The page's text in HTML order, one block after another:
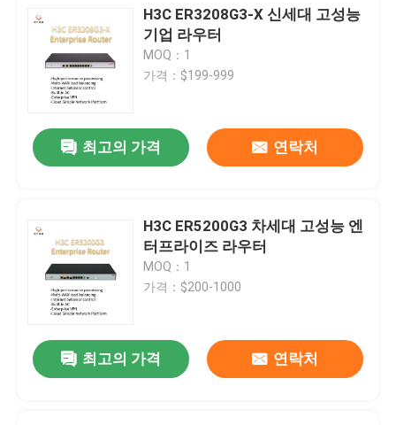
H3C ER3208G3-X 신세대 고성능
기업 라우터
MOQ：1
가격：$199-999
최고의 가격 연락처
H3C ER5200G3 차세대 고성능 엔
터프라이즈 라우터
MOQ：1
가격：$200-1000
최고의 가격 연락처